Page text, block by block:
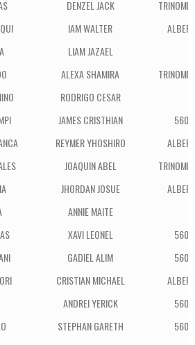
DENZEL JACK
IAM WALTER
LIAM JAZAEL
ALEXA SHAMIRA
RODRIGO CESAR
JAMES CRISTHIAN
REYMER YHOSHIRO
JOAQUIN ABEL
JHORDAN JOSUE
ANNIE MAITE
XAVI LEONEL
GADIEL ALIM
CRISTIAN MICHAEL
ANDREI YERICK
STEPHAN GARETH